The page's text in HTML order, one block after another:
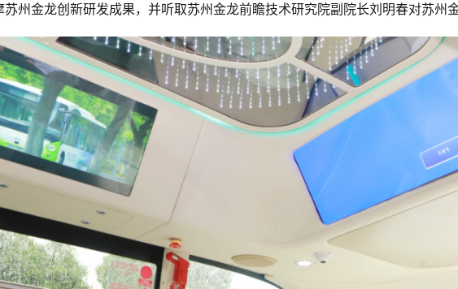
州金龙创新研发成果，并听取苏州金龙前瞻技术研究院副院长刘明春对苏州